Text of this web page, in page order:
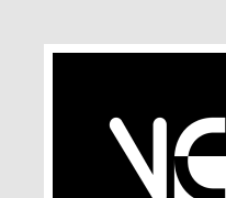
content